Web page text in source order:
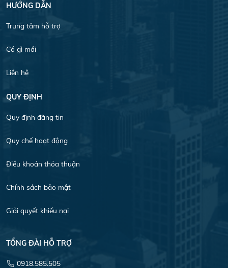
HƯỚNG DẪN
Trung tâm hỗ trợ
Có gì mới
Liên hệ
QUY ĐỊNH
Quy định đăng tin
Quy chế hoạt động
Điều khoản thỏa thuận
Chính sách bảo mật
Giải quyết khiếu nại
TỔNG ĐÀI HỖ TRỢ
0918.585.505